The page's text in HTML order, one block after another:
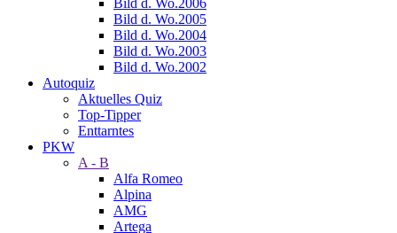
Bild d. Wo.2006
Bild d. Wo.2005
Bild d. Wo.2004
Bild d. Wo.2003
Bild d. Wo.2002
Autoquiz
Aktuelles Quiz
Top-Tipper
Enttarntes
PKW
A - B
Alfa Romeo
Alpina
AMG
Artega